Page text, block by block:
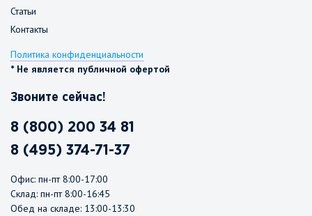
Статьи
Контакты
Политика конфиденциальности
* Не является публичной офертой
Звоните сейчас!
8 (800) 200 34 81
8 (495) 374-71-37
Офис: пн-пт 8:00-17:00
Склад: пн-пт 8:00-16:45
Обед на складе: 13:00-13:30